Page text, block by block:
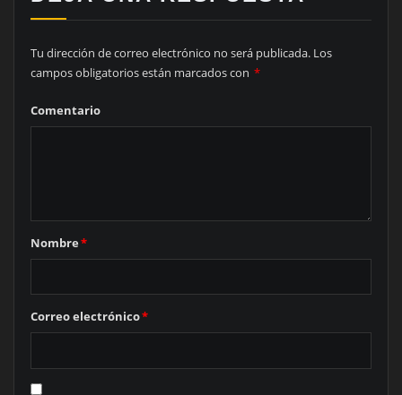
Tu dirección de correo electrónico no será publicada. Los
campos obligatorios están marcados con *
Comentario
Nombre*
Correo electrónico*